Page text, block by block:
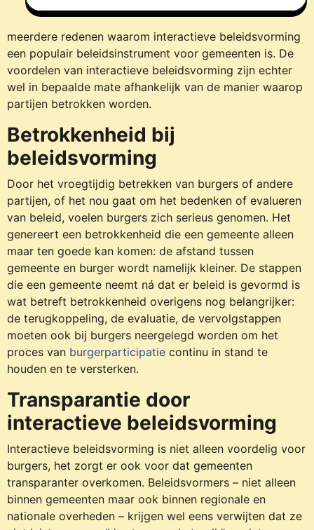
meerdere redenen waarom interactieve beleidsvorming
een populair beleidsinstrument voor gemeenten is. De
voordelen van interactieve beleidsvorming zijn echter
wel in bepaalde mate afhankelijk van de manier waarop
partijen betrokken worden.
Betrokkenheid bij
beleidsvorming
Door het vroegtijdig betrekken van burgers of andere
partijen, of het nou gaat om het bedenken of evalueren
van beleid, voelen burgers zich serieus genomen. Het
genereert een betrokkenheid die een gemeente alleen
maar ten goede kan komen: de afstand tussen
gemeente en burger wordt namelijk kleiner. De stappen
die een gemeente neemt ná dat er beleid is gevormd is
wat betreft betrokkenheid overigens nog belangrijker:
de terugkoppeling, de evaluatie, de vervolgstappen
moeten ook bij burgers neergelegd worden om het
proces van burgerparticipatie continu in stand te
houden en te versterken.
Transparantie door
interactieve beleidsvorming
Interactieve beleidsvorming is niet alleen voordelig voor
burgers, het zorgt er ook voor dat gemeenten
transparanter overkomen. Beleidsvormers – niet alleen
binnen gemeenten maar ook binnen regionale en
nationale overheden – krijgen wel eens verwijten dat ze